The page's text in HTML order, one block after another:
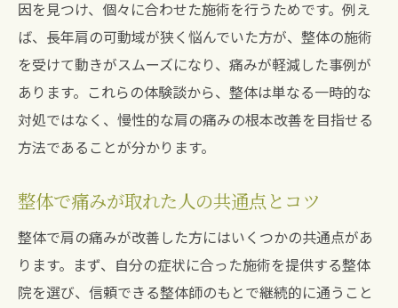
因を見つけ、個々に合わせた施術を行うためです。例え
ば、長年肩の可動域が狭く悩んでいた方が、整体の施術
を受けて動きがスムーズになり、痛みが軽減した事例が
あります。これらの体験談から、整体は単なる一時的な
対処ではなく、慢性的な肩の痛みの根本改善を目指せる
方法であることが分かります。
整体で痛みが取れた人の共通点とコツ
整体で肩の痛みが改善した方にはいくつかの共通点があ
ります。まず、自分の症状に合った施術を提供する整体
院を選び、信頼できる整体師のもとで継続的に通うこと